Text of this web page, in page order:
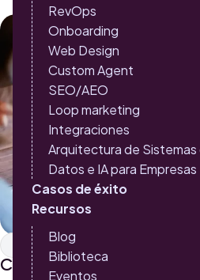
RevOps
Onboarding
Web Design
Custom Agent
SEO/AEO
Loop marketing
Integraciones
Arquitectura de
Datos e IA para Empresas
Casos de éxito
Recursos
Blog
Biblioteca
Eventos
Inbound Marketing
Conoce ya esta